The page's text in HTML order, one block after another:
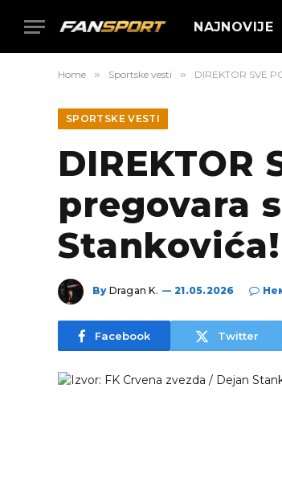
NAJNOVIJE
Home » Sportske vesti » DIREKTOR SVE
SPORTSKE VESTI
DIREKTOR
pregovara
Stankovića!
By Dragan K. 21.05.2026
Facebook Twitter